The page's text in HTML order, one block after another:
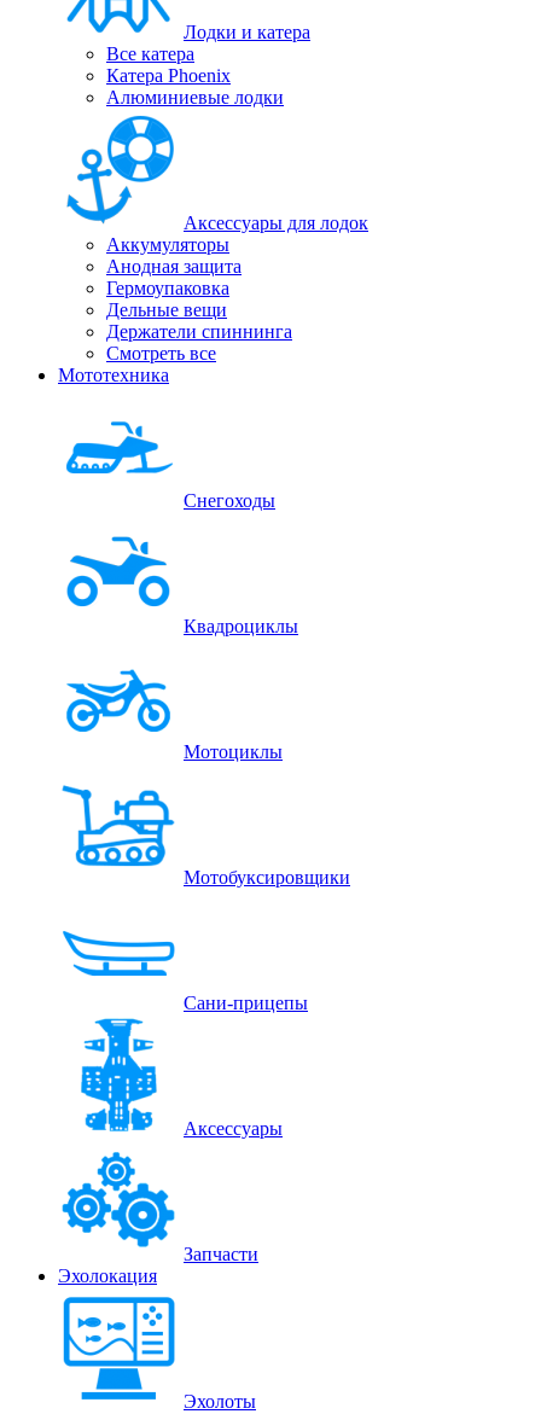
Лодки и катера
Все катера
Катера Phoenix
Алюминиевые лодки
Аксессуары для лодок
Аккумуляторы
Анодная защита
Гермоупаковка
Дельные вещи
Держатели спиннинга
Смотреть все
Мототехника
Снегоходы
Квадроциклы
Мотоциклы
Мотобуксировщики
Сани-прицепы
Аксессуары
Запчасти
Эхолокация
Эхолоты